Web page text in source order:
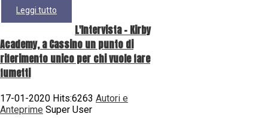
Leggi tutto
L'Intervista - Kirby
Academy, a Cassino un punto di
riferimento unico per chi vuole fare
fumetti
17-01-2020 Hits:6263 Autori e
Anteprime Super User